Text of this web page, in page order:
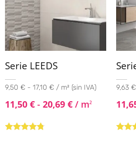
Serie LEEDS
9,50 € - 17,10 € / m² (sin IVA)
11,50 € - 20,69 € / m2
9,63